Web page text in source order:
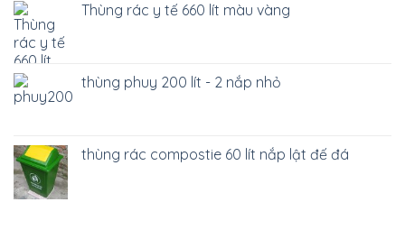
Thùng rác y tế 660 lít màu vàng
thùng phuy 200 lít - 2 nắp nhỏ
thùng rác compostie 60 lít nắp lật đế đá